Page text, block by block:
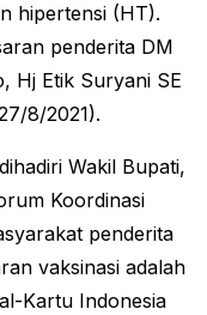
hipertensi (HT).
penderita DM
Hj Etik Suryani SE
8/2021).
Wakil Bupati,
Koordinasi
penderita
vaksinasi adalah
Kartu Indonesia